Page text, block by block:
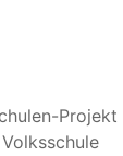
Projekt